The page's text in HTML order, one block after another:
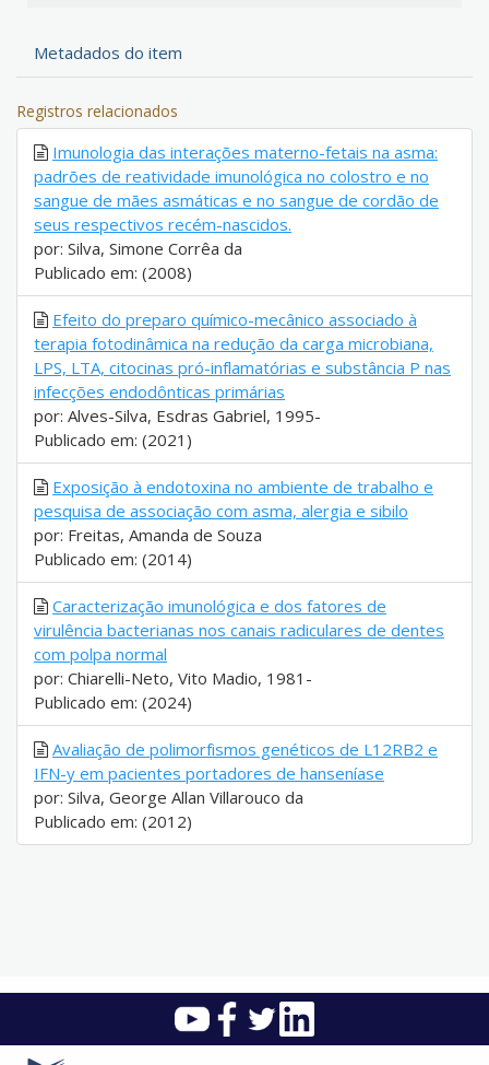
Metadados do item
Registros relacionados
Imunologia das interações materno-fetais na asma:
padrões de reatividade imunológica no colostro e no
sangue de mães asmáticas e no sangue de cordão de
seus respectivos recém-nascidos.
por: Silva, Simone Corrêa da
Publicado em: (2008)
Efeito do preparo químico-mecânico associado à
terapia fotodinâmica na redução da carga microbiana,
LPS, LTA, citocinas pró-inflamatórias e substância P nas
infecções endodônticas primárias
por: Alves-Silva, Esdras Gabriel, 1995-
Publicado em: (2021)
Exposição à endotoxina no ambiente de trabalho e
pesquisa de associação com asma, alergia e sibilo
por: Freitas, Amanda de Souza
Publicado em: (2014)
Caracterização imunológica e dos fatores de
virulência bacterianas nos canais radiculares de dentes
com polpa normal
por: Chiarelli-Neto, Vito Madio, 1981-
Publicado em: (2024)
Avaliação de polimorfismos genéticos de L12RB2 e
IFN-y em pacientes portadores de hanseníase
por: Silva, George Allan Villarouco da
Publicado em: (2012)